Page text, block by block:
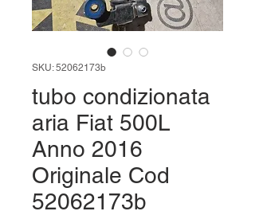
SKU: 52062173b
tubo condizionata
aria Fiat 500L
Anno 2016
Originale Cod
52062173b